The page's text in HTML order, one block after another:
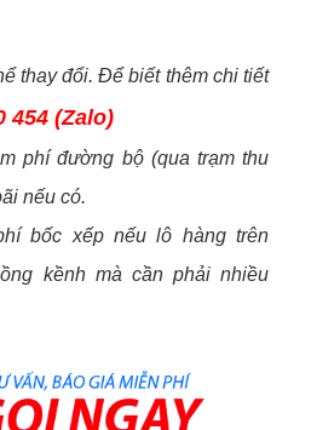
thay đổi. Để biết thêm chi tiết
454 (Zalo)
phí đường bộ (qua trạm thu
nếu có.
bốc xếp nếu lô hàng trên
kềnh mà cần phải nhiều